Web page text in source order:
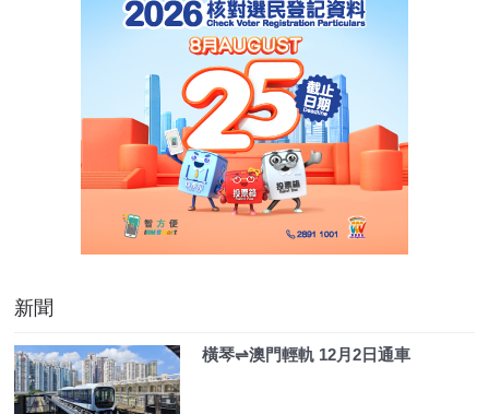
新聞
橫琴⇌澳門輕軌 12月2日通車